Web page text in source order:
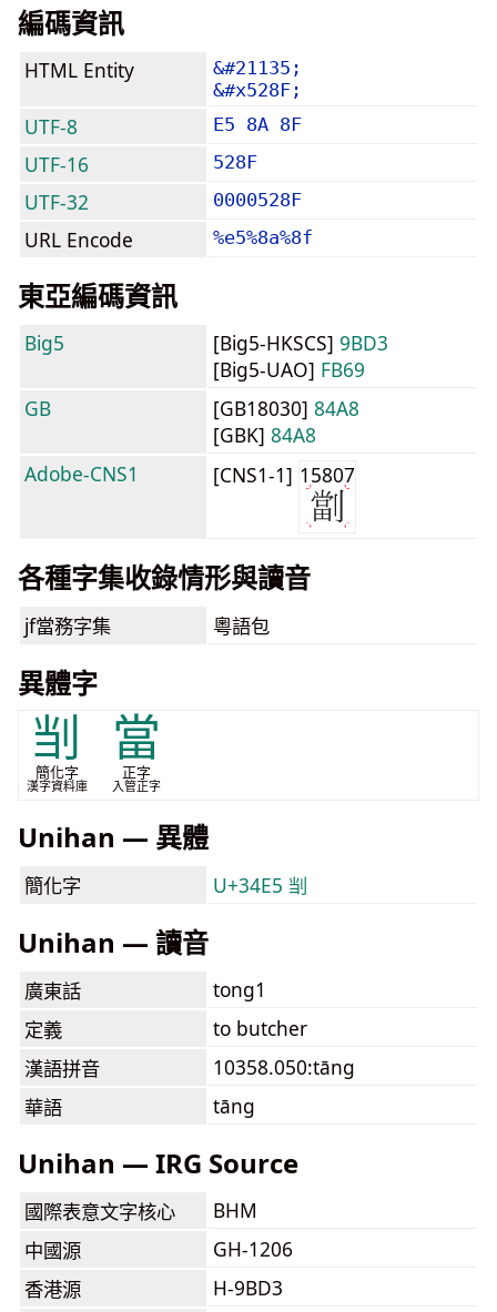
編碼資訊
HTML Entity
&#21135;
&#x528F;
UTF-8 E5 8A 8F
UTF-16 528F
UTF-32 0000528F
URL Encode %e5%8a%8f
東亞編碼資訊
Big5 [Big5-HKSCS] 9BD3
[Big5-UAO] FB69
GB
[GB18030] 84A8
[GBK] 84A8
Adobe-CNS1
[CNS1-1] 15807
各種字集收錄情形與讀音
jf當務字集 粵語包
異體字
㓥
簡化字
漢字資料庫
當
正字
入管正字
Unihan — 異體
簡化字 U+34E5 㓥
Unihan — 讀音
廣東話
tong1
定義
to butcher
漢語拼音
10358.050:tāng
華語
tāng
Unihan — IRG Source
國際表意文字核心
BHM
中國源
GH-1206
香港源
H-9BD3